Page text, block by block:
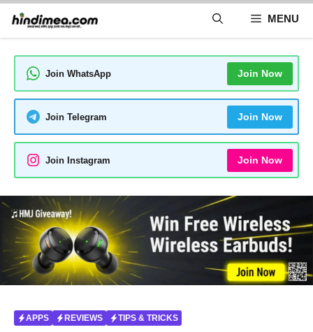
Skip
content
MENU
Join WhatsApp Join Now
Join Telegram Join Now
Join Instagram Join Now
APPS REVIEWS TIPS & TRICKS